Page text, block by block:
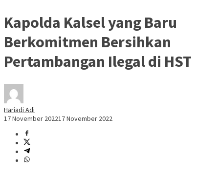
Kapolda Kalsel yang Baru
Berkomitmen Bersihkan
Pertambangan Ilegal di HST
Hariadi Adi
17 November 202217 November 2022